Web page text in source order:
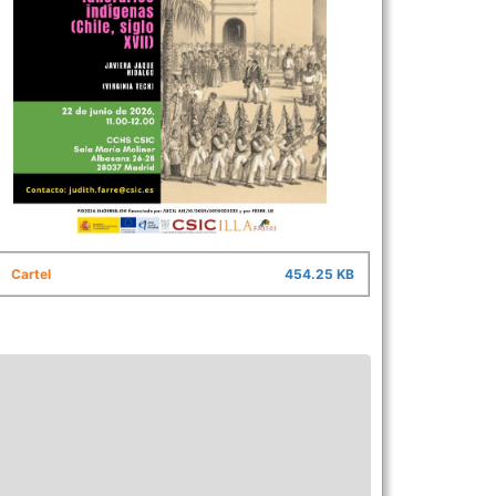
Cartel 454.25 KB